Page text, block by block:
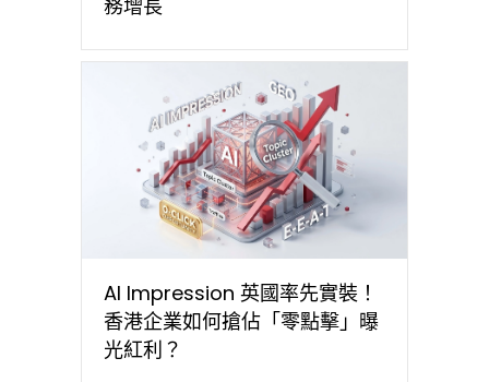
務增長
AI Impression 英國率先實裝！
香港企業如何搶佔「零點擊」曝
光紅利？